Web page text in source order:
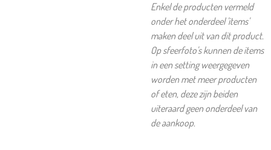
Enkel de producten vermeld
onder het onderdeel 'items'
maken deel uit van dit product.
Op sfeerfoto's kunnen de items
in een setting weergegeven
worden met meer producten
of eten, deze zijn beiden
uiteraard geen onderdeel van
de aankoop.